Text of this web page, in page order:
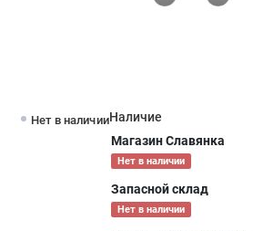
Нет в наличииНаличие
Магазин Славянка
Нет в наличии
Запасной склад
Нет в наличии